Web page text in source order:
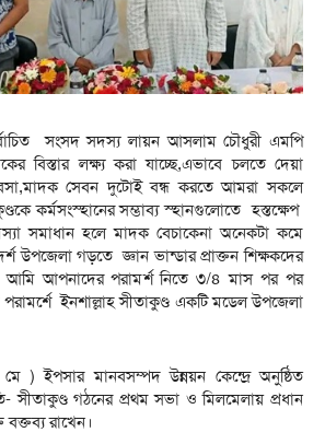
সংসদ সদস্য লায়ন আসলাম চৌধুরী এমপি
বিস্তার লক্ষ্য করা যাচ্ছে,এভাবে চলতে দেয়া
সেবন দুটোই বন্ধ করতে আমরা সকলে
কর্মসংস্হানের সম্ভাব্য স্হানগুলোতে হস্তক্ষেপ
সমাধান হলে মাদক বেচাকেনা অনেকটা কমে
উপজেলা গড়তে জ্ঞান ভান্ডার প্রাক্তন শিক্ষকদের
আমি আপনাদের পরামর্শ নিতে ৩/৪ মাস পর পর
ইনশাল্লাহ সীতাকুণ্ড একটি মডেল উপজেলা
) ইপসার মানবসম্পদ উন্নয়ন কেন্দ্রে অনুষ্ঠিত
সীতাকুণ্ড গঠনের প্রথম সভা ও মিলমেলায় প্রধান
রাখেন।